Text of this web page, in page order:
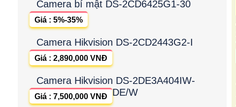
Camera bí mật DS-2CD6425G1-30
Giá : 5%-35%
Camera Hikvision DS-2CD2443G2-I
Giá : 2,890,000 VNĐ
Camera Hikvision DS-2DE3A404IW-
DE/W
Giá : 7,500,000 VNĐ